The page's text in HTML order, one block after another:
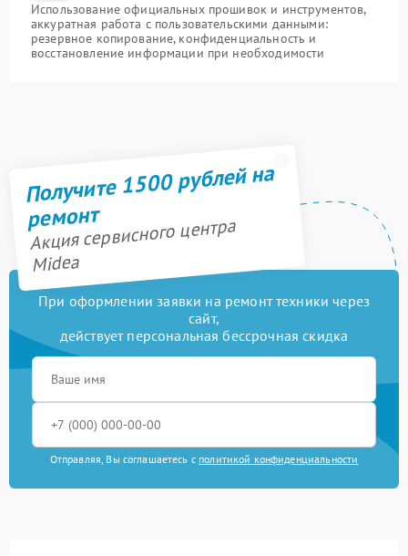
Использование официальных прошивок и инструментов,
аккуратная работа с пользовательскими данными:
резервное копирование, конфиденциальность и
восстановление информации при необходимости
Получите 1500 рублей на
ремонт
Акция сервисного центра
Midea
При оформлении заявки на ремонт техники через
сайт,
действует персональная бессрочная скидка
Отправляя, Вы соглашаетесь с политикой конфиденциальности